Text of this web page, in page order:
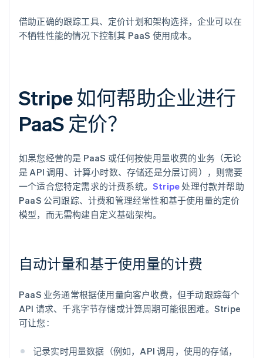
借助正确的跟踪工具、定价计划和架构选择，企业可以在
不牺牲性能的情况下控制其 PaaS 使用成本。
Stripe 如何帮助企业进行
PaaS 定价？
如果您经营的是 PaaS 或任何按使用量收费的业务（无论
是 API 调用、计算小时数、存储还是分层订阅），则需要
一个适合您特定需求的计费系统。 Stripe 处理付款并帮助
PaaS 公司跟踪、计费和管理经常性和基于使用量的定价
模型，而无需构建自定义基础架构。
自动计量和基于使用量的计费
PaaS 业务通常根据使用量向客户收费，但手动跟踪每个
API 请求、千兆字节存储或计算周期可能很困难。Stripe
可让您：
记录实时用量数据（例如，API 调用，使用的存储，